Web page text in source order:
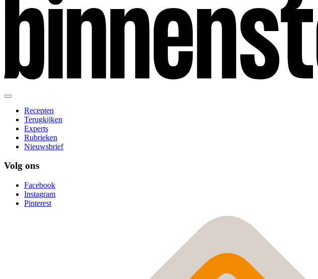
Recepten
Terugkijken
Experts
Rubrieken
Nieuwsbrief
Volg ons
Facebook
Instagram
Pinterest